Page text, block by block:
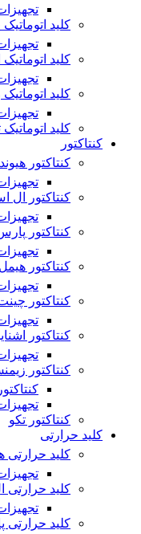
کلید
کلید اتوماتیک
کلید
کلید اتوماتیک
کنتاکتور
کنتاکتور
کنتاکتور ال
کنتاکتور
کنتاکتور هیمل
کنتاکتور
کنتاکتور
کنتاکتور
کنتاکتور تکو
کلید حرارتی
کلید حرارتی
کلید
کلید حرارتی